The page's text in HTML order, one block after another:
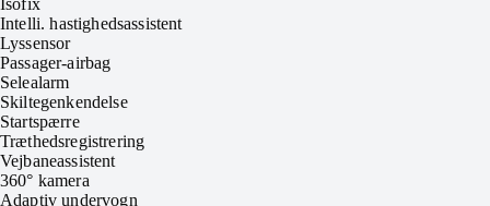
Isofix
Intelli. hastighedsassistent
Lyssensor
Passager-airbag
Selealarm
Skiltegenkendelse
Startspærre
Træthedsregistrering
Vejbaneassistent
360° kamera
Adaptiv undervogn